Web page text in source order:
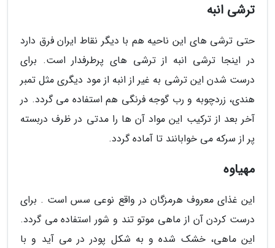
ترشی انبه
حتی ترشی های این ناحیه هم با دیگر نقاط ایران فرق دارد
در اینجا ترشی انبه از ترشی های پرطرفدار است. برای
درست شدن این ترشی به غیر از انبه از مود دیگری مثل تمبر
هندی، زردچوبه و رب گوجه فرنگی هم استفاده می گردد. در
آخر بعد از ترکیب این مواد آن ها را مدتی در ظرف دربسته
پر از سرکه می خوابانند تا آماده گردد.
مهیاوه
این غذای معروف هرمزگان در واقع نوعی سس است . برای
درست کردن آن از ماهی موتو تند و شور استفاده می گردد.
این ماهی، خشک شده و به شکل پودر در می آید و با